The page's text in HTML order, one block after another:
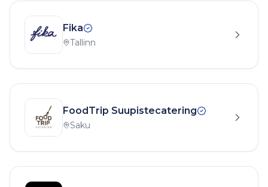
Fika
Tallinn
FoodTrip Suupistecatering
Saku